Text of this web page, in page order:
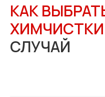
КАК
ХИМЧИСТКИ
СЛУЧАЙ